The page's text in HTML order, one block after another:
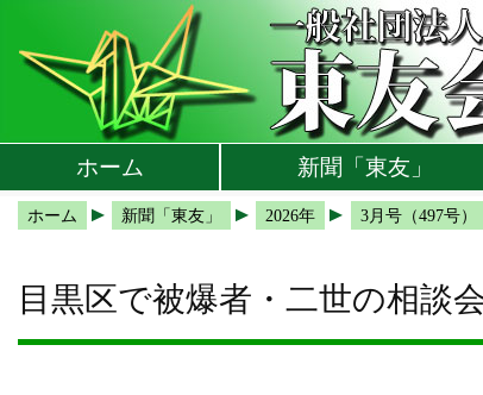
メインメニューへ
サブメニューへ
現在地ナビ（パンくずリスト）へ
ホーム 新聞「東友」
ホーム 新聞「東友」 2026年 3月号（497号）
目黒区で被爆者・二世の相談